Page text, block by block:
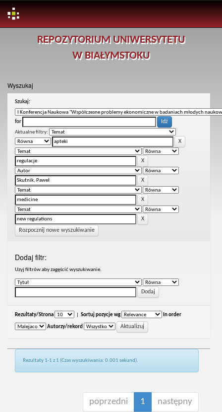
REPOZYTORIUM UNIWERSYTETU
W BIAŁYMSTOKU
Wyszukaj
Szukaj:
for
Aktualne filtry:
Rozpocznij nowe wyszukiwanie
Dodaj filtr:
Uzyj filtrów aby zagęścić wyszukiwanie.
Rezultaty/Strona Sortuj pozycje wg In order
Autorzy/rekord
Rezultaty 1-1 z 1 (Czas wyszukiwania: 0.001 sekund).
poprzedni 1 następny